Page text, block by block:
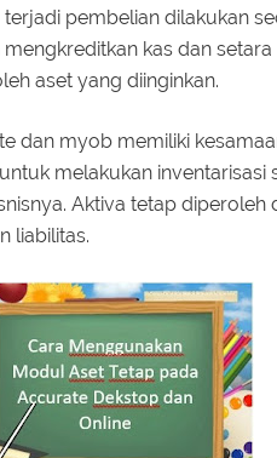
pembelian dilakukan
kas dan
aset yang diinginkan.
dan myob memiliki
melakukan inventarisasi
Aktiva tetap
liabilitas.